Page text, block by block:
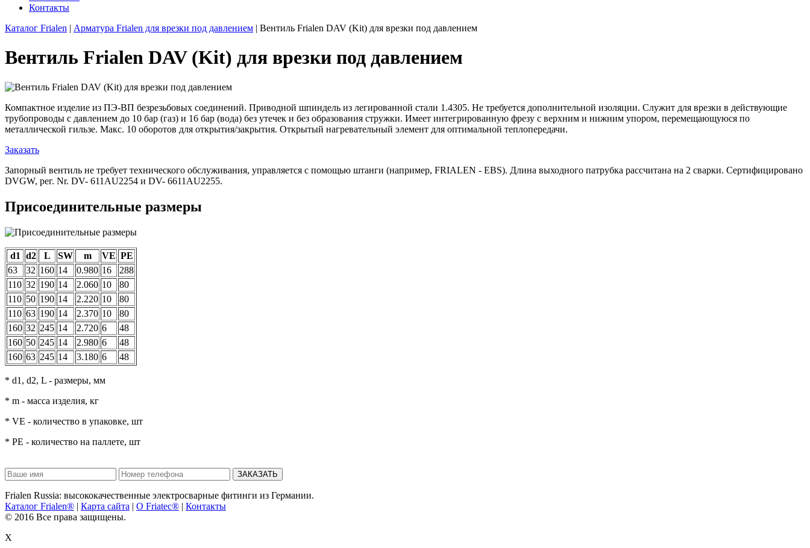
Контакты
Каталог Frialen | Арматура Frialen для врезки под давлением | Вентиль Frialen DAV (Kit) для врезки под давлением
Вентиль Frialen DAV (Kit) для врезки под давлением
Компактное изделие из ПЭ-ВП безрезьбовых соединений. Приводной шпиндель из легированной стали 1.4305. Не требуется дополнительной изоляции. Служит для врезки в действующие
трубопроводы с давлением до 10 бар (газ) и 16 бар (вода) без утечек и без образования стружки. Имеет интегрированную фрезу с верхним и нижним упором, перемещающуюся по
металлической гильзе. Макс. 10 оборотов для открытия/закрытия. Открытый нагревательный элемент для оптимальной теплопередачи.
Заказать
Запорный вентиль не требует технического обслуживания, управляется с помощью штанги (например, FRIALEN - EBS). Длина выходного патрубка рассчитана на 2 сварки. Сертифицировано
DVGW, рег. Nr. DV- 611AU2254 и DV- 6611AU2255.
Присоединительные размеры
d1 d2 L SW m VE PE
63
32 160 14 0.980 16
288
110 32 190 14 2.060 10
80
110 50 190 14 2.220 10
80
110 63 190 14 2.370 10
80
160 32 245 14 2.720 6
48
160 50 245 14 2.980 6
48
160 63 245 14 3.180 6 48
* d1, d2, L - размеры, мм
* m - масса изделия, кг
* VE - количество в упаковке, шт
* PE - количество на паллете, шт
ЗАКАЗАТЬ
Frialen Russia: высококачественные электросварные фитинги из Германии.
Каталог Frialen® | Карта сайта | О Friatec® | Контакты
© 2016 Все права защищены.
X